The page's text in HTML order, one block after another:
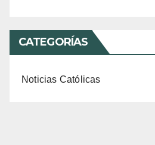
CATEGORÍAS
Noticias Católicas